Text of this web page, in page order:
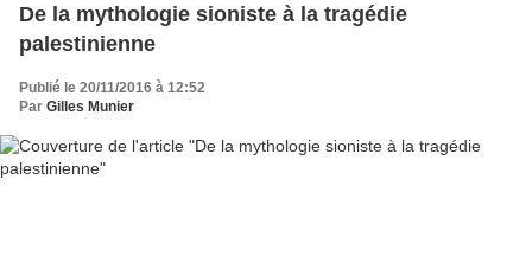
De la mythologie sioniste à la tragédie
palestinienne
Publié le 20/11/2016 à 12:52
Par Gilles Munier